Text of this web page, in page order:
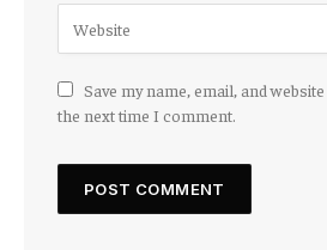
Save my name, email, and
the next time I comment.